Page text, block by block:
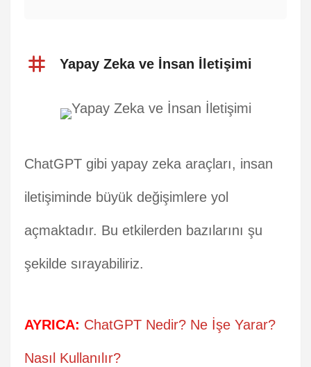
Yapay Zeka ve İnsan İletişimi
ChatGPT gibi yapay zeka araçları, insan
iletişiminde büyük değişimlere yol
açmaktadır. Bu etkilerden bazılarını şu
şekilde sırayabiliriz.
AYRICA: ChatGPT Nedir? Ne İşe Yarar?
Nasıl Kullanılır?